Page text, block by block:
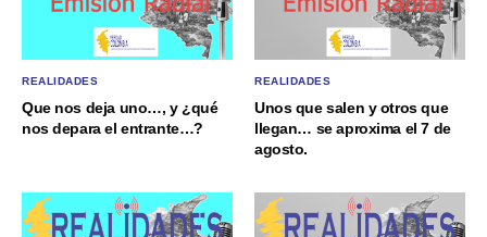
REALIDADES
Que nos deja uno…, y ¿qué
nos depara el entrante…?
REALIDADES
Unos que salen y otros que
llegan… se aproxima el 7 de
agosto.